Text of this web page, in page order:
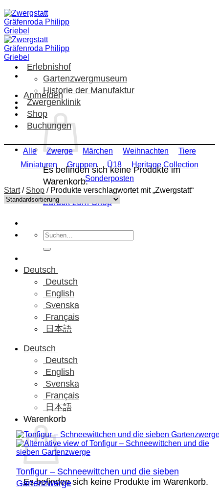
Zum
Inhalt
springen
Anmelden
Es befinden sich keine Produkte im
Warenkorb.
Zurück zum Shop
Suchen
nach:
Deutsch
Deutsch
English
Svenska
Français
日本語
Deutsch
Deutsch
English
Svenska
Français
日本語
Warenkorb
Es befinden sich keine Produkte im Warenkorb.
Erlebnishof
Gartenzwergmuseum
Historie der Manufaktur
Zwergenklinik
Shop
Buchungen
Alle Zwerge Märchen Weihnachten
Tiere
Miniaturen
Gruppen Ü18
Heritage Collection
Sonderposten
Start / Shop /Produkte verschlagwortet mit „Zwergstatt“
Tonfigur – Schneewittchen und die sieben
Gartenzwerge